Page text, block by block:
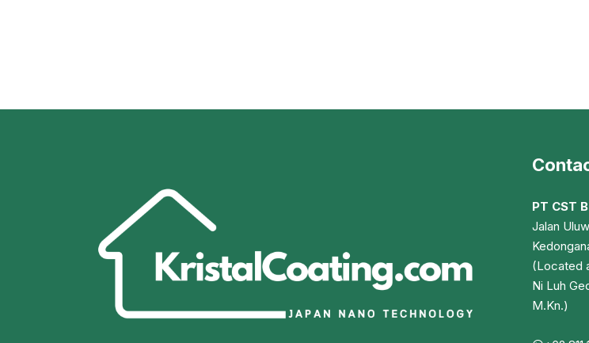
PT CST
Jalan
(Located
Ni Luh
M.Kn.)